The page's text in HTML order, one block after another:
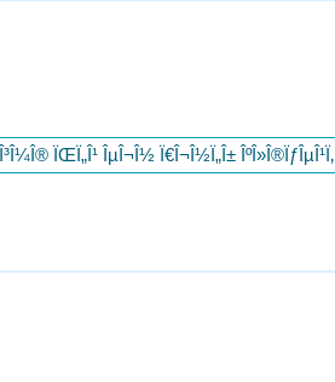
ÏŒÏ„Î¹ ÎµÎ¬Î½ Ï€Î¬Î½Ï„Î± ÎºÎ»Î®ÏƒÎµÎ¹Ï‚